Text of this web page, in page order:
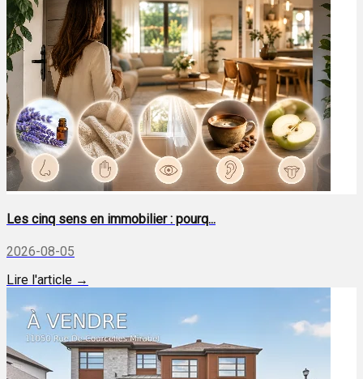
Les cinq sens en immobilier : pourq...
2026-08-05
Lire l'article →